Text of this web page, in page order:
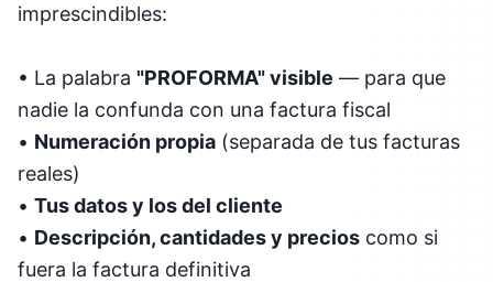
imprescindibles:
• La palabra "PROFORMA" visible — para que
nadie la confunda con una factura fiscal
• Numeración propia (separada de tus facturas
reales)
• Tus datos y los del cliente
• Descripción, cantidades y precios como si
fuera la factura definitiva